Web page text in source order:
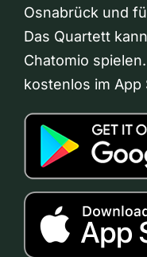
Osnabrück und
Das Quartett
Chatomio
kostenlos im App